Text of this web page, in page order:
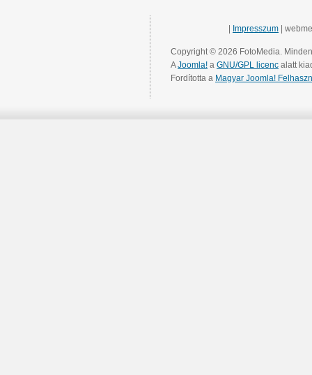
Impresszum |
Copyright © 2026 FotoMedia.
AJoomla! a GNU/GPL licenc alatt
Fordította a Magyar Joomla!